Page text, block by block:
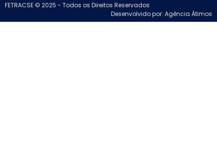
FETRACSE © 2025 - Todos os Direitos Reservados
Desenvolvido por: Agência Átimos